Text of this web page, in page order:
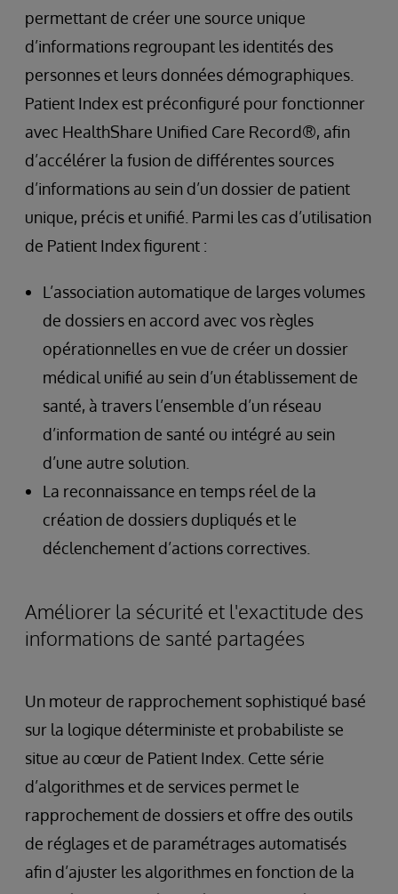
permettant de créer une source unique
d’informations regroupant les identités des
personnes et leurs données démographiques.
Patient Index est préconfiguré pour fonctionner
avec HealthShare Unified Care Record®, afin
d’accélérer la fusion de différentes sources
d’informations au sein d’un dossier de patient
unique, précis et unifié. Parmi les cas d’utilisation
de Patient Index figurent :
L’association automatique de larges volumes
de dossiers en accord avec vos règles
opérationnelles en vue de créer un dossier
médical unifié au sein d’un établissement de
santé, à travers l’ensemble d’un réseau
d’information de santé ou intégré au sein
d’une autre solution.
La reconnaissance en temps réel de la
création de dossiers dupliqués et le
déclenchement d’actions correctives.
Améliorer la sécurité et l'exactitude des
informations de santé partagées
Un moteur de rapprochement sophistiqué basé
sur la logique déterministe et probabiliste se
situe au cœur de Patient Index. Cette série
d’algorithmes et de services permet le
rapprochement de dossiers et offre des outils
de réglages et de paramétrages automatisés
afin d’ajuster les algorithmes en fonction de la